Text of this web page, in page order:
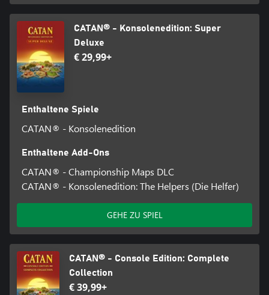
CATAN® - Konsolenedition: Super
Deluxe
€ 29,99+
Enthaltene Spiele
CATAN® - Konsolenedition
Enthaltene Add-Ons
CATAN® - Championship Maps DLC
CATAN® - Konsolenedition: The Helpers (Die Helfer)
GEHE ZU SPIEL
CATAN® - Console Edition: Complete
Collection
€ 39,99+